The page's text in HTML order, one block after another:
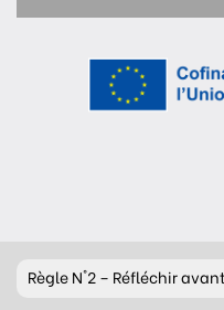
RègleN°2 – Réfléchir